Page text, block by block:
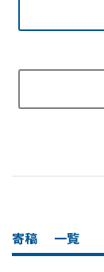
寄稿 一覧